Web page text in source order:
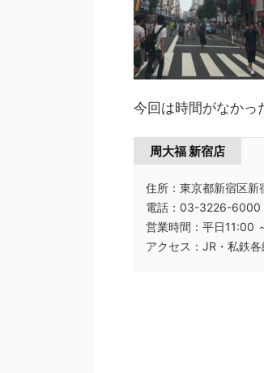
今回は時間がなかっ
周大福 新宿店
住所：東京都新宿区
電話：03-3226-6000
営業時間：平日11:00
アクセス：JR・私鉄